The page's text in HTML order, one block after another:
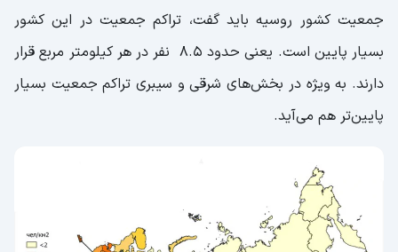
جمعیت کشور روسیه باید گفت، تراکم جمعیت در این کشور
بسیار پایین است. یعنی حدود 8.5 نفر در هر کیلومتر مربع قرار
دارند. به ویژه در بخش‌های شرقی و سیبری تراکم جمعیت بسیار
پایین‌تر هم می‌آید.